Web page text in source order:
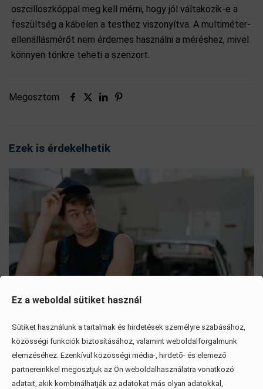
Ez a weboldal sütiket használ
Sütiket használunk a tartalmak és hirdetések személyre szabásához,
közösségi funkciók biztosításához, valamint weboldalforgalmunk
elemzéséhez. Ezenkívül közösségi média-, hirdető- és elemező
partnereinkkel megosztjuk az Ön weboldalhasználatra vonatkozó
adatait, akik kombinálhatják az adatokat más olyan adatokkal,
oszcilloszkóppal meg kell mérni, hogy jól váltakozik-e a
feszültség a kábelen a testhez viszonyítva. A multiméter-
ellenállásmérőt nem érdemes használni a méréshez, mivel
könnyen tönkre teheti a szenzort.
Megosztom
Ezek is érdekelhetik
Mítoszok, amiktől mi is csak fogjuk a fejünket
Érdekel, elolvasom